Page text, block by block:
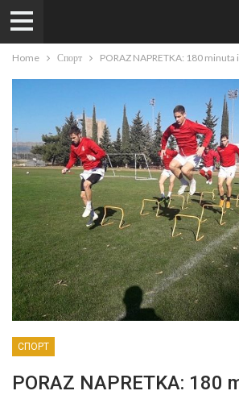
Home Спорт PORAZ NAPRETKA: 180
СПОРТ
PORAZ NAPRETKA: 180